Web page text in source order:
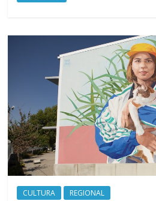
CULTURA REGIONAL